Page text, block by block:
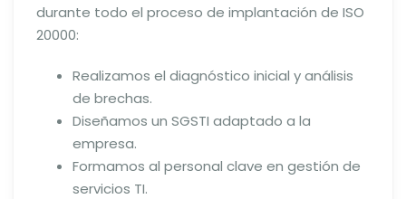
durante todo el proceso de implantación de ISO
20000:
Realizamos el diagnóstico inicial y análisis
de brechas.
Diseñamos un SGSTI adaptado a la
empresa.
Formamos al personal clave en gestión de
servicios TI.